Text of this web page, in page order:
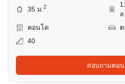
35 ม.2
คอนโด
40
สอบถามตอ